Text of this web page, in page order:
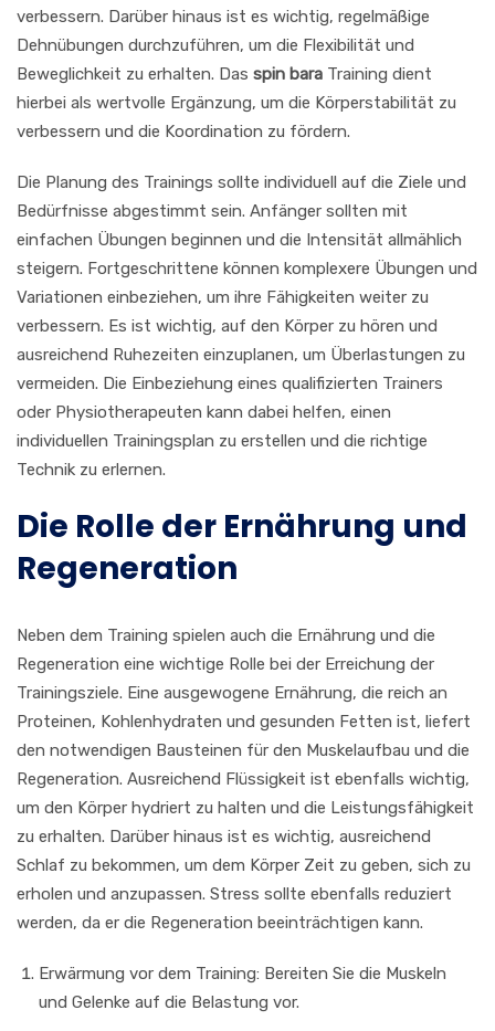
verbessern. Darüber hinaus ist es wichtig, regelmäßige
Dehnübungen durchzuführen, um die Flexibilität und
Beweglichkeit zu erhalten. Das spin bara Training dient
hierbei als wertvolle Ergänzung, um die Körperstabilität zu
verbessern und die Koordination zu fördern.
Die Planung des Trainings sollte individuell auf die Ziele und
Bedürfnisse abgestimmt sein. Anfänger sollten mit
einfachen Übungen beginnen und die Intensität allmählich
steigern. Fortgeschrittene können komplexere Übungen und
Variationen einbeziehen, um ihre Fähigkeiten weiter zu
verbessern. Es ist wichtig, auf den Körper zu hören und
ausreichend Ruhezeiten einzuplanen, um Überlastungen zu
vermeiden. Die Einbeziehung eines qualifizierten Trainers
oder Physiotherapeuten kann dabei helfen, einen
individuellen Trainingsplan zu erstellen und die richtige
Technik zu erlernen.
Die Rolle der Ernährung und
Regeneration
Neben dem Training spielen auch die Ernährung und die
Regeneration eine wichtige Rolle bei der Erreichung der
Trainingsziele. Eine ausgewogene Ernährung, die reich an
Proteinen, Kohlenhydraten und gesunden Fetten ist, liefert
den notwendigen Bausteinen für den Muskelaufbau und die
Regeneration. Ausreichend Flüssigkeit ist ebenfalls wichtig,
um den Körper hydriert zu halten und die Leistungsfähigkeit
zu erhalten. Darüber hinaus ist es wichtig, ausreichend
Schlaf zu bekommen, um dem Körper Zeit zu geben, sich zu
erholen und anzupassen. Stress sollte ebenfalls reduziert
werden, da er die Regeneration beeinträchtigen kann.
Erwärmung vor dem Training: Bereiten Sie die Muskeln
und Gelenke auf die Belastung vor.